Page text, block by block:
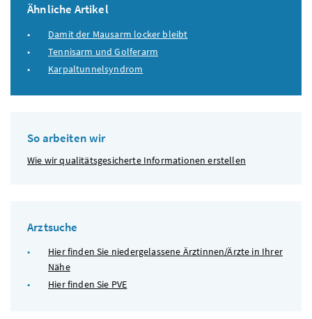
Ähnliche Artikel
Damit der Mausarm locker bleibt
Tennisarm und Golferarm
Karpaltunnelsyndrom
So arbeiten wir
Wie wir qualitätsgesicherte Informationen erstellen
Arztsuche
Hier finden Sie niedergelassene Ärztinnen/Ärzte in Ihrer
Nähe
Hier finden Sie PVE